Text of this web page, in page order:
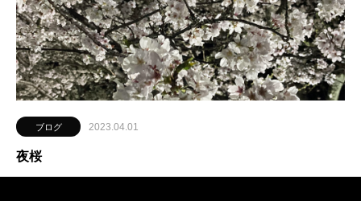
ブログ 2023.04.01
夜桜